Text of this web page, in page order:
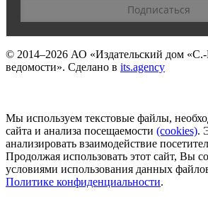
© 2014–2026 АО «Издательский дом «С.-
ведомости». Сделано в its.agency
Мы используем текстовые файлы,
сайта и анализа посещаемости (сookies).
анализировать взаимодействие
Продолжая использовать этот сайт, Вы
условиями использования данных
Политике конфиденциальности.